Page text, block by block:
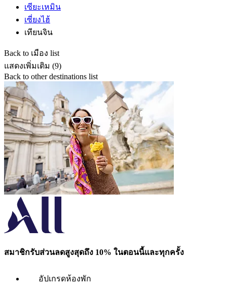
เซียะเหมิน
เซี่ยงไฮ้
เทียนจิน
Back to เมือง list
แสดงเพิ่มเติม (9)
Back to other destinations list
สมาชิกรับส่วนลดสูงสุดถึง 10% ในตอนนี้และทุกครั้ง
อัปเกรดห้องพัก